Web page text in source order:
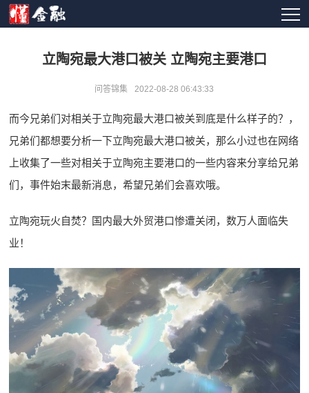
立陶宛最大港口被关 立陶宛主要港口
问答锦集 2022-08-28 06:43:33
而今兄弟们对相关于立陶宛最大港口被关到底是什么样子的？，
兄弟们都想要分析一下立陶宛最大港口被关，那么小过也在网络
上收集了一些对相关于立陶宛主要港口的一些内容来分享给兄弟
们，事件始末最新消息，希望兄弟们会喜欢哦。
立陶宛玩火自焚？国内最大外贸港口惨遭关闭，数万人面临失
业！